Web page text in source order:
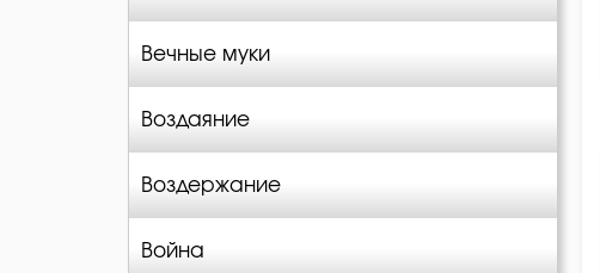
Вечные муки
Воздаяние
Воздержание
Война